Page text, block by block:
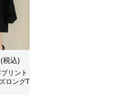
(税込)
リント
ロングT